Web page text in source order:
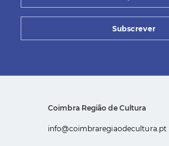
Subscrever
Coimbra Região de Cultura
info@coimbraregiaodecultura.pt